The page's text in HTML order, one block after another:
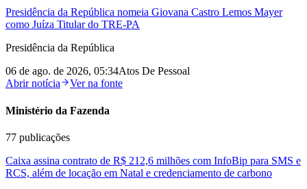
Presidência da República nomeia Giovana Castro Lemos Mayer
como Juíza Titular do TRE-PA
Presidência da República
06 de ago. de 2026, 05:34Atos De Pessoal
Abrir notícia
Ver na fonte
Ministério da Fazenda
77 publicações
Caixa assina contrato de R$ 212,6 milhões com InfoBip para SMS e
RCS, além de locação em Natal e credenciamento de carbono